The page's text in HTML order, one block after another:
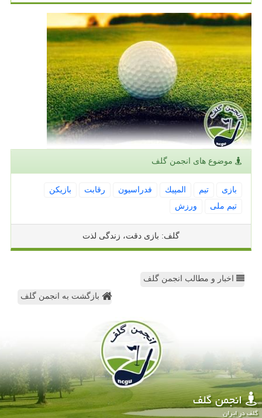
موضوع های انجمن گلف
بازی تیم المپیك فدراسیون رقابت
بازیكن
تیم ملی
ورزش
گلف: بازی دقت، زندگی لذت
اخبار و مطالب انجمن گلف
بازگشت به انجمن گلف
انجمن گلف
گلف در ایران